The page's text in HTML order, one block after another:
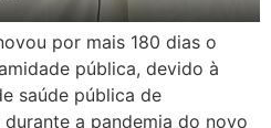
por mais 180 dias o
pública, devido à
saúde pública de
a pandemia do novo